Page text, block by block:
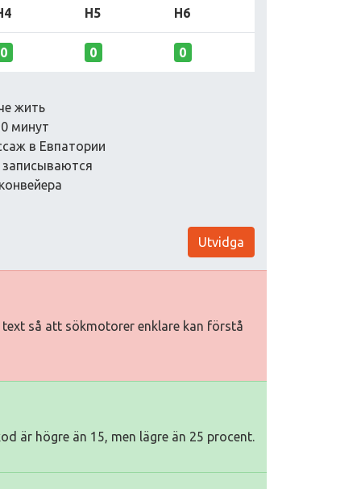
H5 H6
0 0 0
жить
минут
в Евпатории
Utvidga
så att sökmotorer enklare kan förstå
är högre än 15, men lägre än 25 procent.